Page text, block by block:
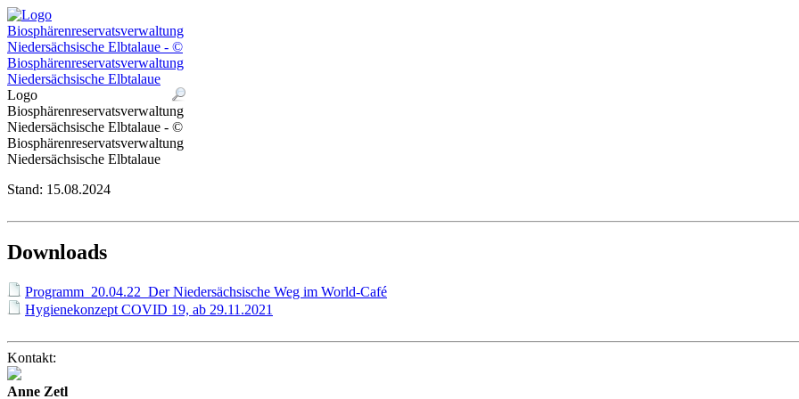
Logo
Biosphärenreservatsverwaltung
Niedersächsische Elbtalaue - ©
Biosphärenreservatsverwaltung
Niedersächsische Elbtalaue
Stand: 15.08.2024
Downloads
Programm_20.04.22_Der Niedersächsische Weg im World-Café
Hygienekonzept COVID 19, ab 29.11.2021
Kontakt:
Anne Zetl